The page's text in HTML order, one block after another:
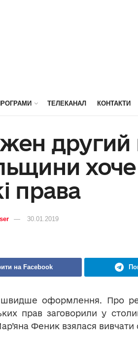
ТЕЛЕКАНАЛ КОНТАКТИ
права
30.01.2019
на Facebook
оформлення. Про
прав заговорили у
Феник взялася вивчати